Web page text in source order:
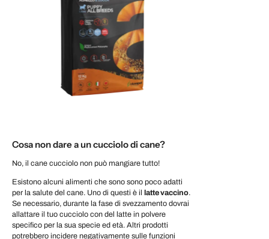
Cosa non dare a un cucciolo di cane?
No, il cane cucciolo non può mangiare tutto!
Esistono alcuni alimenti che sono sono poco adatti
per la salute del cane. Uno di questi è il
latte vaccino.
Se necessario, durante la fase di svezzamento dovrai
allattare il tuo cucciolo con del latte in polvere
specifico per la sua specie ed età. Altri prodotti
potrebbero incidere negativamente sulle funzioni